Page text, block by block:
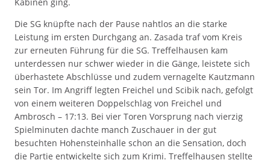
Die SG knüpfte nach der Pause nahtlos an die starke
Leistung im ersten Durchgang an. Zasada traf vom Kreis
zur erneuten Führung für die SG. Treffelhausen kam
unterdessen nur schwer wieder in die Gänge, leistete sich
überhastete Abschlüsse und zudem vernagelte Kautzmann
sein Tor. Im Angriff legten Freichel und Scibik nach, gefolgt
von einem weiteren Doppelschlag von Freichel und
Ambrosch – 17:13. Bei vier Toren Vorsprung nach vierzig
Spielminuten dachte manch Zuschauer in der gut
besuchten Hohensteinhalle schon an die Sensation, doch
die Partie entwickelte sich zum Krimi. Treffelhausen stellte